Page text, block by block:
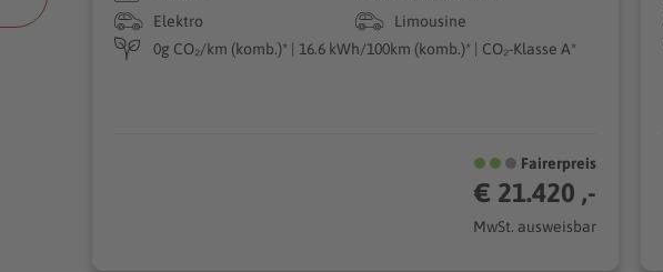
Elektro
Limousine
0g CO₂/km (komb.)* | 16.6 kWh/100km (komb.)* | CO₂-Klasse A*
Fairerpreis
€ 21.420 ,-
MwSt. ausweisbar